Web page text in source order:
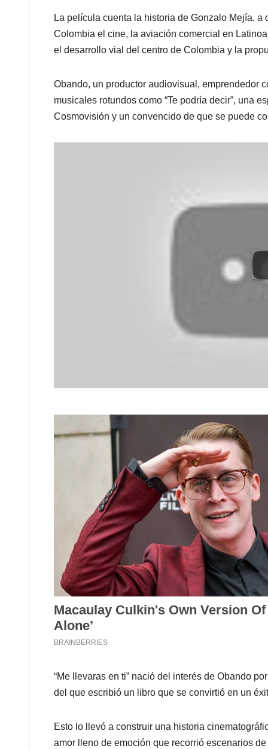
La película cuenta la historia de Gonzalo Mejía,
Colombia el cine, la aviación comercial en
el desarrollo vial del centro de Colombia y la
Obando, un productor audiovisual, emprendedor
musicales rotundos como “Te podría decir”, una
Cosmovisión y un convencido de que se puede
“Me llevaras en ti” nació del interés de Obando
del que escribió un libro que se convirtió en un
Esto lo llevó a construir una historia
amor lleno de emoción que recorrió escenarios